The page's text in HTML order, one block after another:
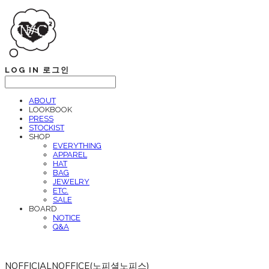
LOG IN 로그인
ABOUT
LOOKBOOK
PRESS
STOCKIST
SHOP
EVERYTHING
APPAREL
HAT
BAG
JEWELRY
ETC.
SALE
BOARD
NOTICE
Q&A
NOFFICIALNOFFICE(노피셜노피스)